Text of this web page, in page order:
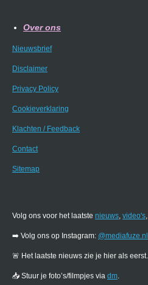
Over ons
Nieuwsbrief
Disclaimer
Privacy Policy
Cookieverklaring
Klachten / Feedback
Contact
Sitemap
Volg ons voor het laatste nieuws video's
➡️ Volg ons op Instagram: @mediafuze.nl
🚨 Het laatste nieuws zie je hier als eerst.
📥 Stuur je foto’s/filmpjes via dm